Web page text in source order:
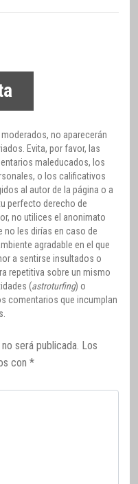
no aparecerán
Evita, por favor, las
maleducados, los
o los calificativos
al autor de la página o a
perfecto derecho de
no utilices el anonimato
no les dirías en caso de
agradable en el que
a sentirse insultados o
repetitiva sobre un mismo
(astroturfing) o
comentarios que incumplan
será publicada. Los
con *